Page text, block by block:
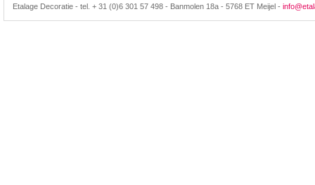
Etalage Decoratie - tel. + 31 (0)6 301 57 498 - Banmolen 18a - 5768 ET Meijel -